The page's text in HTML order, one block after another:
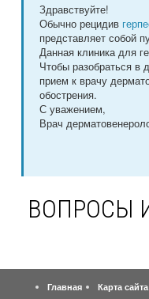
Здравствуйте!
Обычно рецидив
представляет собой
Данная клиника для
Чтобы разобраться в
прием к врачу
обострения.
С уважением,
Врач
ВОПРОСЫ
Главная
Карта сайта